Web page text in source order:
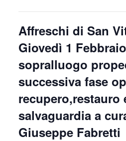
Affreschi di San
Giovedì 1
sopralluogo
successiva fase
recupero,restauro
salvaguardia a
Giuseppe Fabretti